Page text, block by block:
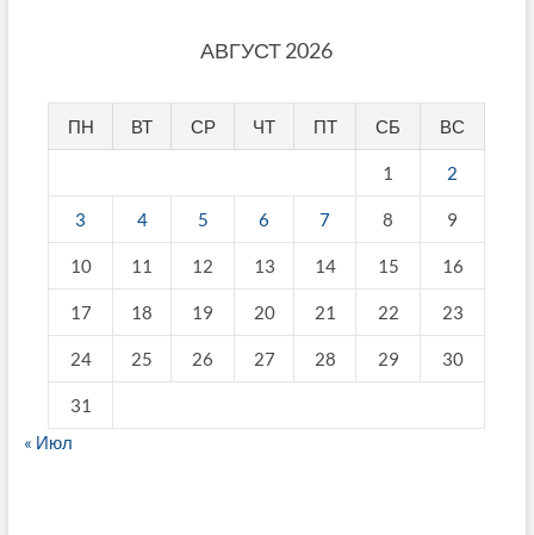
АВГУСТ 2026
ПН ВТ СР ЧТ ПТ СБ ВС
1 2
3 4 5 6 7 8 9
10 11 12 13 14 15 16
17 18 19 20 21 22 23
24 25 26 27 28 29 30
31
« Июл